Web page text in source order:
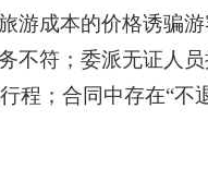
游成本的价格诱骗
不符；委派无证人
程；合同中存在“不